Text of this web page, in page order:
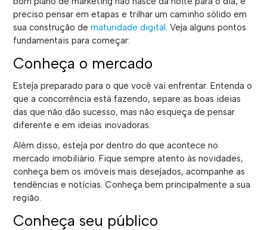
preciso pensar em etapas e trilhar um caminho sólido em
sua construção de maturidade digital. Veja alguns pontos
fundamentais para começar:
Conheça o mercado
Esteja preparado para o que você vai enfrentar. Entenda o
que a concorrência está fazendo, separe as boas ideias
das que não dão sucesso, mas não esqueça de pensar
diferente e em ideias inovadoras.
Além disso, esteja por dentro do que acontece no
mercado imobiliário. Fique sempre atento às novidades,
conheça bem os imóveis mais desejados, acompanhe as
tendências e notícias. Conheça bem principalmente a sua
região.
Conheça seu público